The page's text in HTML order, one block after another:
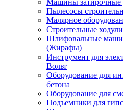
Машины затирочные
Пылесосы
Малярное
Строительные ходули
Шлифовальные
(Жирафы)
Инструмент для
Вольт
Оборудование для
бетона
Оборудование для
Подъемники для